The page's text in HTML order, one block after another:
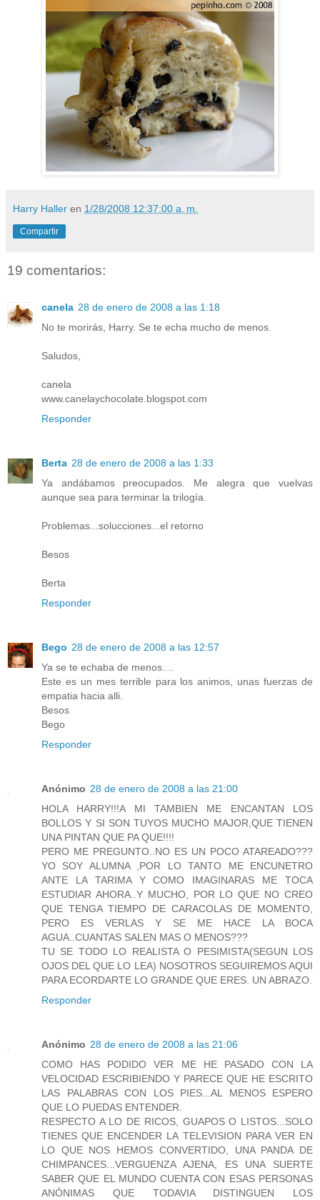
Harry Haller en 1/28/2008 12:37:00 a. m.
Compartir
19 comentarios:
canela 28 de enero de 2008 a las 1:18
No te morirás, Harry. Se te echa mucho de menos.
Saludos,
canela
www.canelaychocolate.blogspot.com
Responder
Berta 28 de enero de 2008 a las 1:33
Ya andábamos preocupados. Me alegra que vuelvas
aunque sea para terminar la trilogía.
Problemas...solucciones...el retorno
Besos
Berta
Responder
Bego 28 de enero de 2008 a las 12:57
Ya se te echaba de menos....
Este es un mes terrible para los animos, unas fuerzas de
empatia hacia alli.
Besos
Bego
Responder
Anónimo 28 de enero de 2008 a las 21:00
HOLA HARRY!!!A MI TAMBIEN ME ENCANTAN LOS
BOLLOS Y SI SON TUYOS MUCHO MAJOR,QUE TIENEN
UNA PINTAN QUE PA QUE!!!!
PERO ME PREGUNTO..NO ES UN POCO ATAREADO???
YO SOY ALUMNA ,POR LO TANTO ME ENCUNETRO
ANTE LA TARIMA Y COMO IMAGINARAS ME TOCA
ESTUDIAR AHORA..Y MUCHO, POR LO QUE NO CREO
QUE TENGA TIEMPO DE CARACOLAS DE MOMENTO,
PERO ES VERLAS Y SE ME HACE LA BOCA
AGUA..CUANTAS SALEN MAS O MENOS???
TU SE TODO LO REALISTA O PESIMISTA(SEGUN LOS
OJOS DEL QUE LO LEA) NOSOTROS SEGUIREMOS AQUI
PARA ECORDARTE LO GRANDE QUE ERES. UN ABRAZO.
Responder
Anónimo 28 de enero de 2008 a las 21:06
COMO HAS PODIDO VER ME HE PASADO CON LA
VELOCIDAD ESCRIBIENDO Y PARECE QUE HE ESCRITO
LAS PALABRAS CON LOS PIES...AL MENOS ESPERO
QUE LO PUEDAS ENTENDER.
RESPECTO A LO DE RICOS, GUAPOS O LISTOS...SOLO
TIENES QUE ENCENDER LA TELEVISION PARA VER EN
LO QUE NOS HEMOS CONVERTIDO, UNA PANDA DE
CHIMPANCES...VERGUENZA AJENA, ES UNA SUERTE
SABER QUE EL MUNDO CUENTA CON ESAS PERSONAS
ANÓNIMAS QUE TODAVIA DISTINGUEN LOS